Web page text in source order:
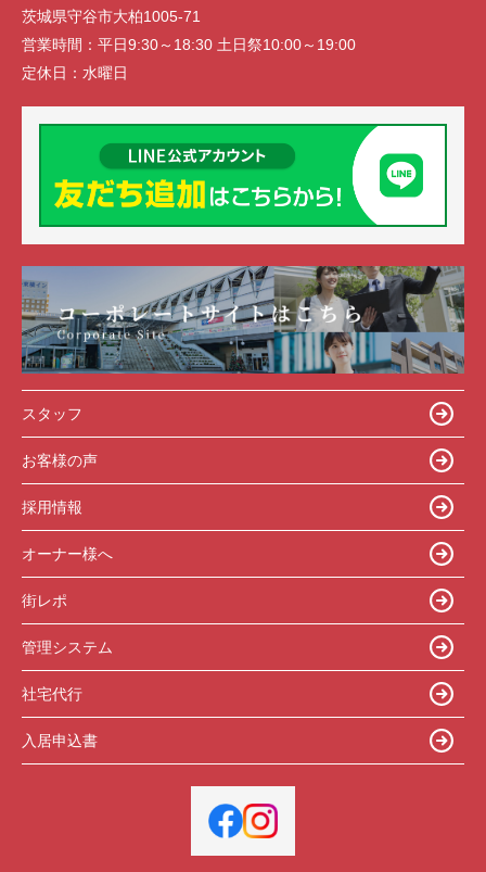
茨城県守谷市大柏1005-71
営業時間： 平日9:30～18:30 土日祭10:00～19:00
定休日： 水曜日
スタッフ
お客様の声
採用情報
オーナー様へ
街レポ
管理システム
社宅代行
入居申込書